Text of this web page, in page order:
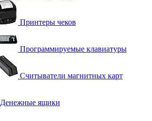
Принтеры чеков
Программируемые клавиатуры
Считыватели магнитных карт
Денежные ящики